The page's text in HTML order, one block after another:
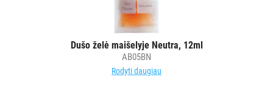
Dušo želė maišelyje Neutra, 12ml
AB05BN
Rodyti daugiau